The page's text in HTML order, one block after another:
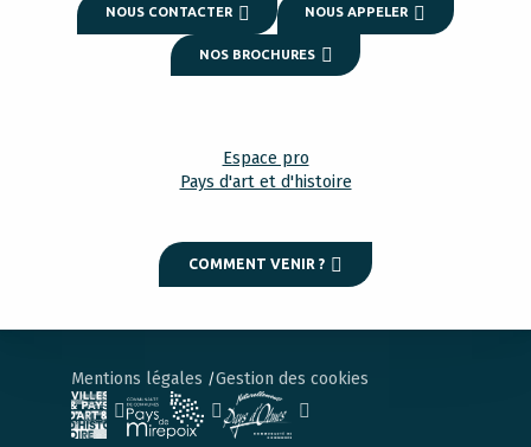
NOUS CONTACTER NOUS APPELER
NOS BROCHURES
Espace pro
Pays d'art et d'histoire
COMMENT VENIR ?
Mentions légales Gestion des cookies